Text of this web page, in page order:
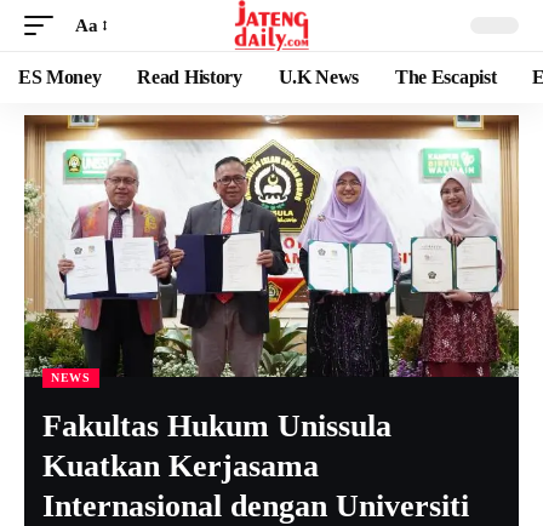
Aa
ES Money Read History U.K News The Escapist
NEWS
Fakultas Hukum Unissula
Kuatkan Kerjasama
Internasional dengan Universiti